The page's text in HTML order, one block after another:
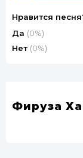
Нравится
Да (0%)
Нет (0%)
Фируза